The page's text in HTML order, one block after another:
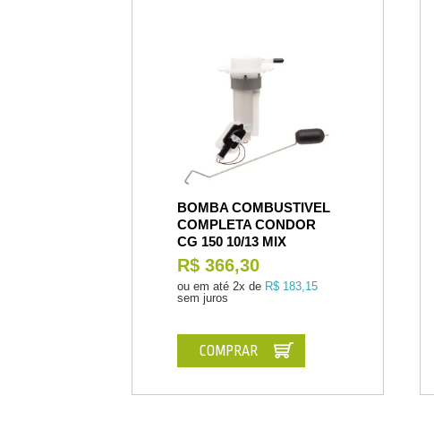
BOMBA COMBUSTIVEL
COMPLETA CONDOR
CG 150 10/13 MIX
R$ 366,30
ou em até 2x de R$ 183,15
sem juros
COMPRAR